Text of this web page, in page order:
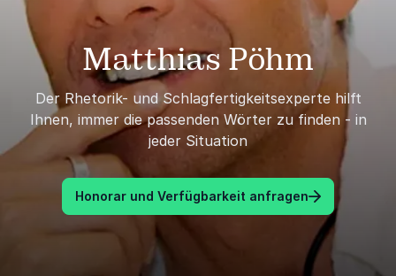
Matthias Pöhm
Der Rhetorik- und Schlagfertigkeitsexperte hilft
Ihnen, immer die passenden Wörter zu finden - in
jeder Situation
Honorar und Verfügbarkeit anfragen